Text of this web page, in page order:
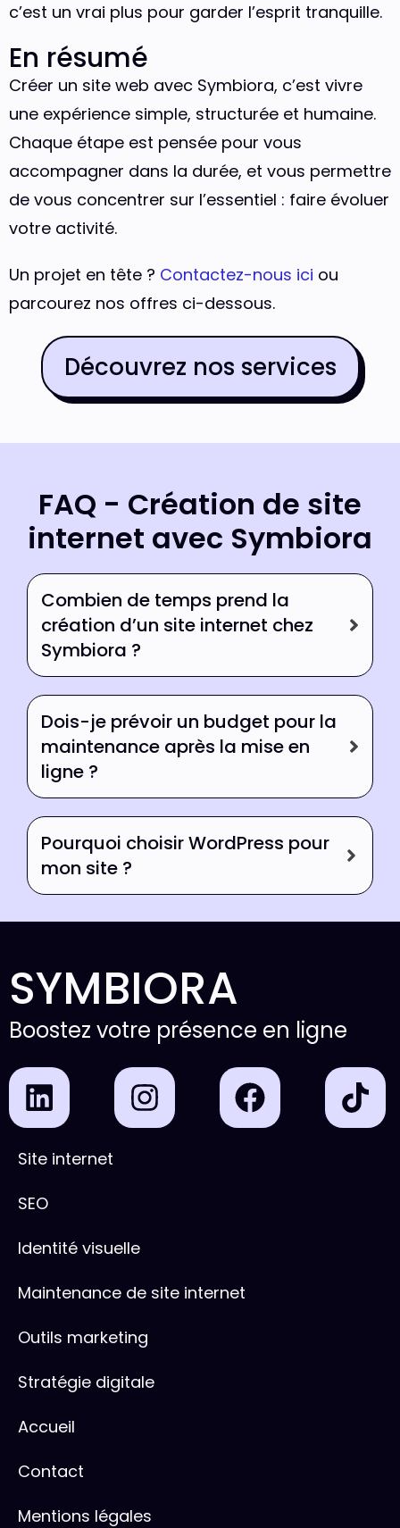
c’est un vrai plus pour garder l’esprit tranquille.
En résumé
Créer un site web avec Symbiora, c’est vivre
une expérience simple, structurée et humaine.
Chaque étape est pensée pour vous
accompagner dans la durée, et vous permettre
de vous concentrer sur l’essentiel : faire évoluer
votre activité.
Un projet en tête ? Contactez-nous ici ou
parcourez nos offres ci-dessous.
Découvrez nos services
FAQ - Création de site
internet avec Symbiora
Combien de temps prend la
création d’un site internet chez
Symbiora ?
Dois-je prévoir un budget pour la
maintenance après la mise en
ligne ?
Pourquoi choisir WordPress pour
mon site ?
SYMBIORA
Boostez votre présence en ligne
Site internet
SEO
Identité visuelle
Maintenance de site internet
Outils marketing
Stratégie digitale
Accueil
Contact
Mentions légales